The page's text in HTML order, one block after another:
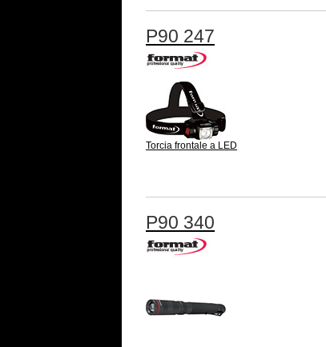
P90 247
Torcia frontale a LED
P90 340